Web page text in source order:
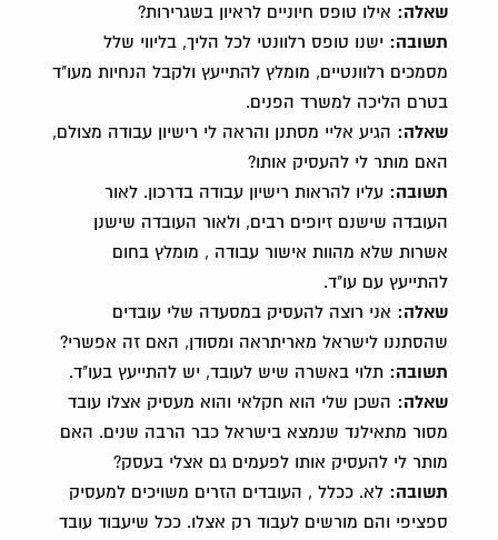
שאלה: אילו טופס חיוניים לראיון בשגרירות?
תשובה: ישנו טופס רלוונטי לכל הליך, בליווי שלל
מסמכים רלוונטיים, מומלץ להתייעץ ולקבל הנחיות מעו"ד
בטרם הליכה למשרד הפנים.
שאלה: הגיע אליי מסתנן והראה לי רישיון עבודה מצולם,
האם מותר לי להעסיק אותו?
תשובה: עליו להראות רישיון עבודה בדרכון. לאור
העובדה שישנם זיופים רבים, ולאור העובדה שישנן
אשרות שלא מהוות אישור עבודה , מומלץ בחום
להתייעץ עם עו"ד.
שאלה: אני רוצה להעסיק במסעדה שלי עובדים
שהסתננו לישראל מאריתראה ומסודן, האם זה אפשרי?
תשובה: תלוי באשרה שיש לעובד, יש להתייעץ בעו"ד.
שאלה: השכן שלי הוא חקלאי והוא מעסיק אצלו עובד
מסור מתאילנד שנמצא בישראל כבר הרבה שנים. האם
מותר לי להעסיק אותו לפעמים גם אצלי בעסק?
תשובה: לא. ככלל , העובדים הזרים משויכים למעסיק
ספציפי והם מורשים לעבוד רק אצלו. ככל שיעבוד עובד